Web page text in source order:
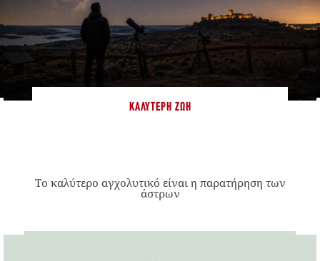
ΚΑΛΎΤΕΡΗ ΖΩΉ
Το καλύτερο αγχολυτικό είναι η παρατήρηση των
άστρων